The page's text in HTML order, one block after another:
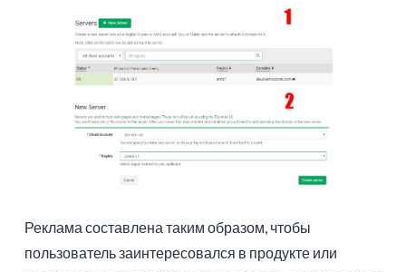
Реклама составлена таким образом, чтобы
пользователь заинтересовался в продукте или